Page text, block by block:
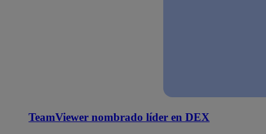
TeamViewer nombrado líder en DEX